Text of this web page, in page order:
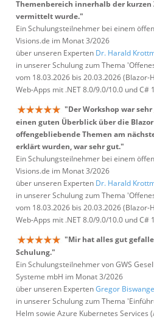
Themenbereich innerhalb der
vermittelt wurde."
Ein Schulungsteilnehmer bei einem
Visions.de im Monat 3/2026
über unseren Experten Dr. Harald
in unserer Schulung zum Thema
vom 18.03.2026 bis 20.03.2026 (Blazor-
Web-Apps mit .NET 8.0/9.0/10.0 und C#
"Der Workshop war
einen guten Überblick über die
offengebliebende Themen am
erklärt wurden, war sehr gut."
Ein Schulungsteilnehmer bei einem
Visions.de im Monat 3/2026
über unseren Experten Dr. Harald
in unserer Schulung zum Thema
vom 18.03.2026 bis 20.03.2026 (Blazor-
Web-Apps mit .NET 8.0/9.0/10.0 und C#
"Mir hat alles gut
Schulung."
Ein Schulungsteilnehmer von GWS
Systeme mbH im Monat 3/2026
über unseren ExpertenGregor
in unserer Schulung zum Thema
Helm sowie Azure Kubernetes Services